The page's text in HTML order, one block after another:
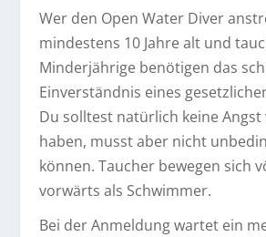
Wer den Open Water Diver
mindestens 10 Jahre alt und
Minderjährige benötigen das
Einverständnis eines
Du solltest natürlich keine Angst
haben, musst aber nicht
können. Taucher bewegen sich
vorwärts als Schwimmer.
Bei der Anmeldung wartet ein